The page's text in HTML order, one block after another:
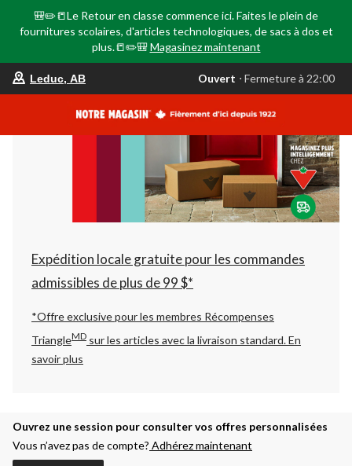
🎒✏️📒Le Retour en classe commence ici. Faites le plein de
fournitures scolaires, d'articles technologiques, de sacs à dos et
plus.📒✏️🎒 Magasinez maintenant
votre
est
AB,
Ouvert,
Fermeture
à
22:00
changer
Leduc, AB Ouvert ⋅ Fermeture à 22:00
Expédition locale gratuite pour les commandes
admissibles de plus de 99 $*
*Offre exclusive pour les membres Récompenses
TriangleMD sur les articles avec la livraison standard.En
savoir plus
Ouvrez une session pour consulter vos offres personnalisées
Vous n’avez pas de compte? Adhérez maintenant